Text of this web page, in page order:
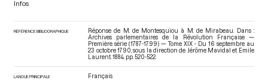
Infos
RÉFÉRENCE BIBLIOGRAPHIQUE
Réponse de M. de Montesquiou à M. de Mirabeau. Dans :
Archives parlementaires de la Révolution Française —
Première série (1787-1799) — Tome XIX - Du 16 septembre au
23 octobre 1790 , sous la direction de Jérôme Mavidal et Emile
Laurent. 1884. pp. 520-522.
LANGUE PRINCIPALE Français